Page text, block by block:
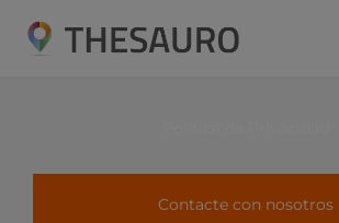
Contacte con nosotros